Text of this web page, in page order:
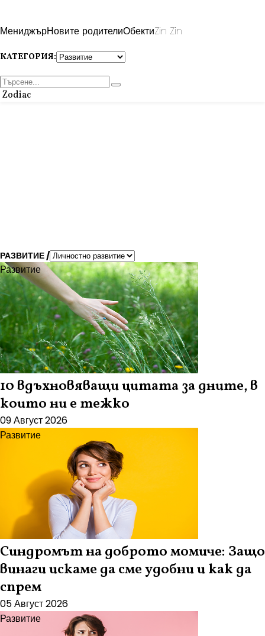
МениджърНовите родителиОбектиZin Zin
КАТЕГОРИЯ:
Zodiac
РАЗВИТИЕ /
Развитие
10 вдъхновяващи цитата за дните, в
които ни е тежко
09 Август 2026
Развитие
Синдромът на доброто момиче: Защо
винаги искаме да сме удобни и как да
спрем
05 Август 2026
Развитие